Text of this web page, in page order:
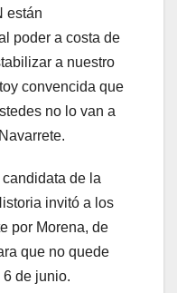
están
poder a costa de
a nuestro
convencida que
no lo van a
de la
invitó a los
por Morena, de
que no quede
de junio.